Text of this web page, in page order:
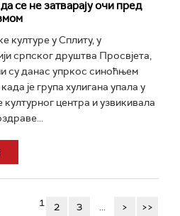
се не затварају очи пред
културе у Сплиту, у
српског друштва Просвјета,
су данас упркос синоћњем
је група хулигана упала у
културног центра и узвикивала
1 2 3 ... > >>